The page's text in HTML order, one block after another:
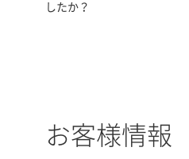
したか？
お客様情報